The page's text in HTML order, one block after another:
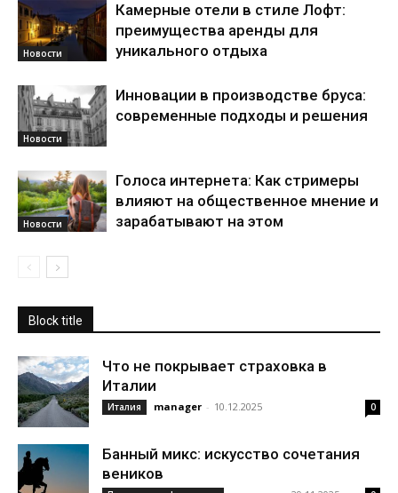
Новости
Камерные отели в стиле Лофт:
преимущества аренды для
уникального отдыха
Новости
Инновации в производстве бруса:
современные подходы и решения
Новости
Голоса интернета: Как стримеры
влияют на общественное мнение и
зарабатывают на этом
Block title
Что не покрывает страховка в
Италии
Италия manager - 10.12.2025 0
Банный микс: искусство сочетания
веников